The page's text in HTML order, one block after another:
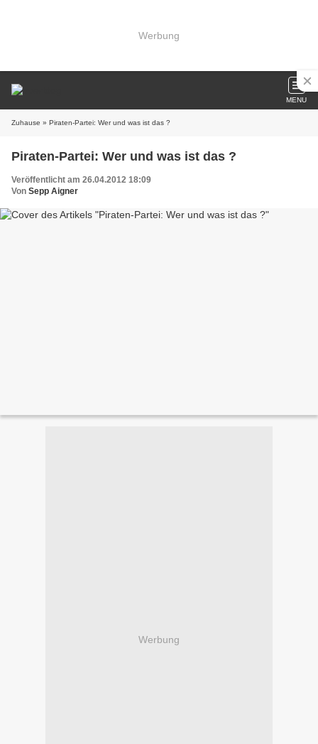
Werbung
MENU
Zuhause » Piraten-Partei: Wer und was ist das ?
Piraten-Partei: Wer und was ist das ?
Veröffentlicht am 26.04.2012 18:09
Von Sepp Aigner
Werbung